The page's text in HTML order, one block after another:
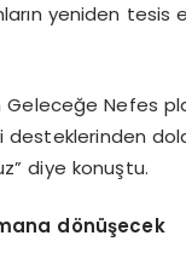
yeniden tesis
Geleceğe Nefes
diye konuştu.
dönüşecek